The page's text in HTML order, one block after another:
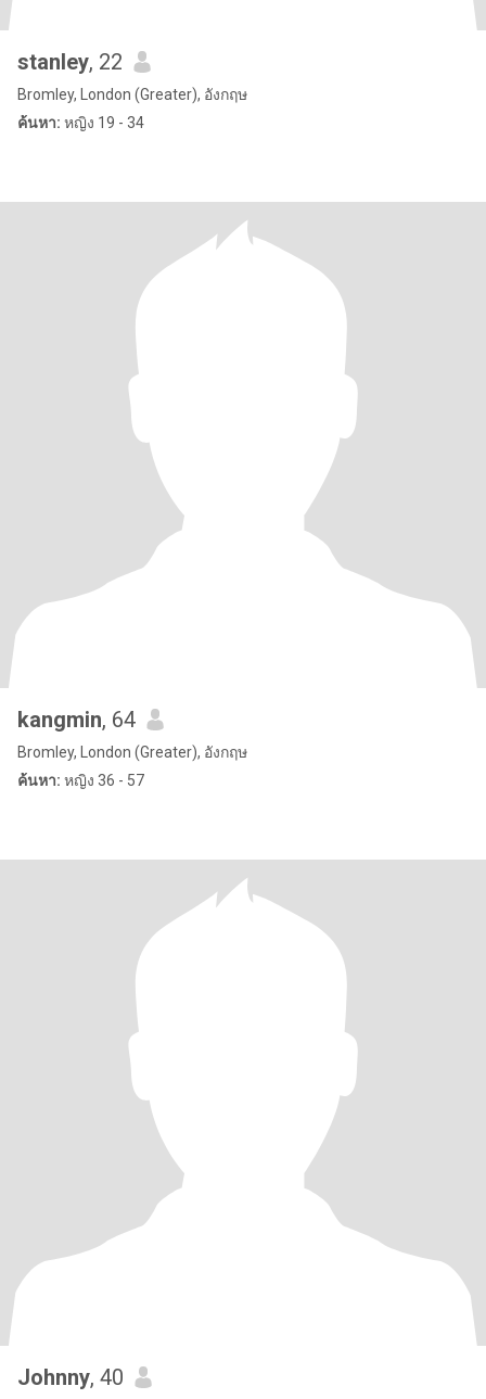
stanley, 22
Bromley, London (Greater), อังกฤษ
ค้นหา: หญิง 19 - 34
kangmin, 64
Bromley, London (Greater), อังกฤษ
ค้นหา: หญิง 36 - 57
Johnny, 40